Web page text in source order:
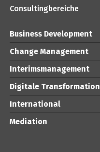
Consultingbereiche
Business Development
Change Management
Interimsmanagement
Digitale Transformation
International
Mediation